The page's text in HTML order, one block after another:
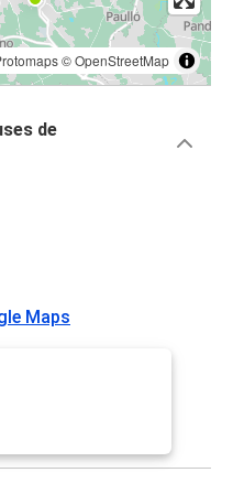
©OpenStreetMap
de
Maps